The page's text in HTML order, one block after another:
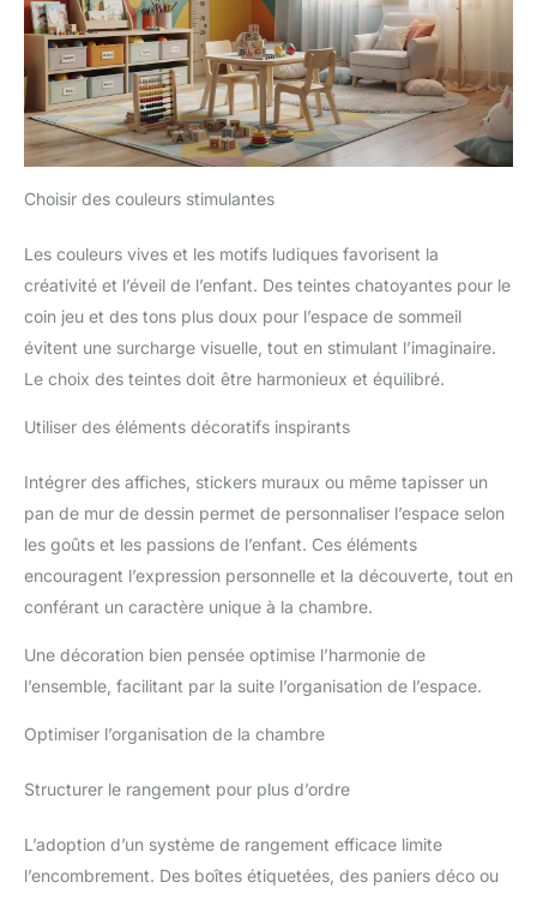
jardinage sera un succès
auprès des enfants. Regardez
leurs yeux s'illuminer lorsqu'ils
ouvrent la boîte de leur propre
kit d'outils, prêt pour des
moments de plaisir imaginatifs
dans le jardin !
Choisir des couleurs stimulantes
Les couleurs vives et les motifs ludiques favorisent la
créativité et l’éveil de l’enfant. Des teintes chatoyantes pour le
coin jeu et des tons plus doux pour l’espace de sommeil
évitent une surcharge visuelle, tout en stimulant l’imaginaire.
Le choix des teintes doit être harmonieux et équilibré.
Utiliser des éléments décoratifs inspirants
Intégrer des affiches, stickers muraux ou même tapisser un
pan de mur de dessin permet de personnaliser l’espace selon
les goûts et les passions de l’enfant. Ces éléments
encouragent l’expression personnelle et la découverte, tout en
conférant un caractère unique à la chambre.
Une décoration bien pensée optimise l’harmonie de
l’ensemble, facilitant par la suite l’organisation de l’espace.
Optimiser l’organisation de la chambre
Structurer le rangement pour plus d’ordre
L’adoption d’un système de rangement efficace limite
l’encombrement. Des boîtes étiquetées, des paniers déco ou